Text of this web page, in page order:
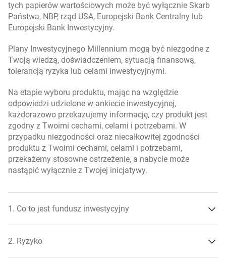
tych papierów wartościowych może być wyłącznie Skarb
Państwa, NBP, rząd USA, Europejski Bank Centralny lub
Europejski Bank Inwestycyjny.
Plany Inwestycyjnego Millennium mogą być niezgodne z
Twoją wiedzą, doświadczeniem, sytuacją finansową,
tolerancją ryzyka lub celami inwestycyjnymi.
Na etapie wyboru produktu, mając na względzie
odpowiedzi udzielone w ankiecie inwestycyjnej,
każdorazowo przekazujemy informację, czy produkt jest
zgodny z Twoimi cechami, celami i potrzebami. W
przypadku niezgodności oraz niecałkowitej zgodności
produktu z Twoimi cechami, celami i potrzebami,
przekażemy stosowne ostrzeżenie, a nabycie może
nastąpić wyłącznie z Twojej inicjatywy.
1. Co to jest fundusz inwestycyjny
2. Ryzyko